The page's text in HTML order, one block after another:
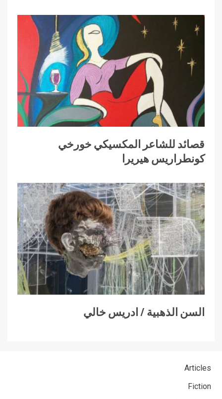
قصائد للشاعر المكسيكي خورخي
كونطراريس هيريرا
السن الذهبية / ادريس خالي
Articles
Fiction